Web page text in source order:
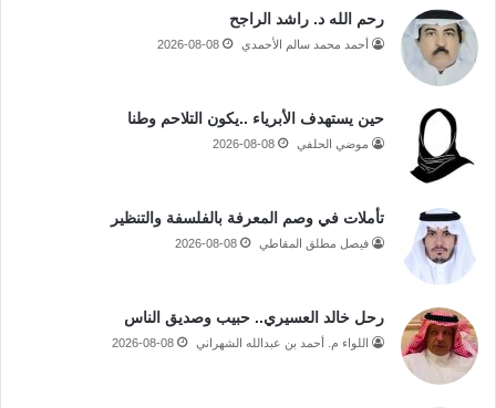
رحم الله د. راشد الراجح
أحمد محمد سالم الأحمدي 2026-08-08
حين يستهدف الأبرياء ..يكون التلاحم وطنا
موضي الحلفي 2026-08-08
تأملات في وصم المعرفة بالفلسفة والتنظير
فيصل مطلق المقاطي 2026-08-08
رحل خالد العسيري.. حبيب وصديق الناس
اللواء م. أحمد بن عبدالله الشهراني 2026-08-08